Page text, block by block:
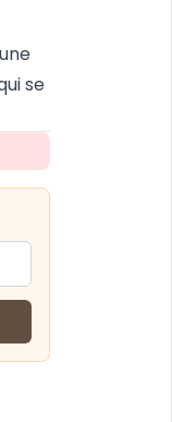
se